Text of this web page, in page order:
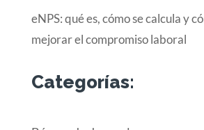
eNPS: qué es, cómo se calcula y
mejorar el compromiso laboral
Categorías: